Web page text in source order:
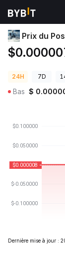
Prix des cryptos
Prix du
24H 7D
Bas $
Dernière mise à jour :